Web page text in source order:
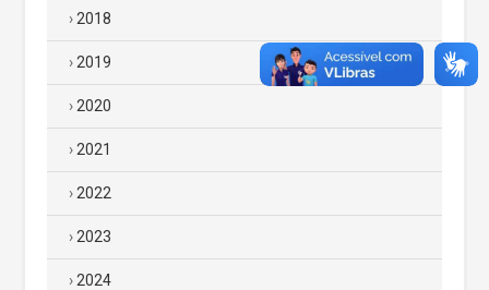
2018
2019
2020
2021
2022
2023
2024